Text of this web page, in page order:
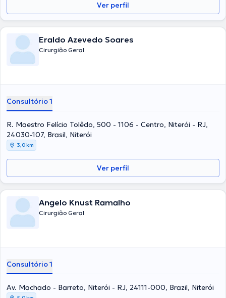
Ver perfil
Eraldo Azevedo Soares
Cirurgião Geral
Consultório 1
R. Maestro Felício Tolêdo, 500 - 1106 - Centro, Niterói - RJ,
24030-107, Brasil, Niterói
3,0 km
Ver perfil
Angelo Knust Ramalho
Cirurgião Geral
Consultório 1
Av. Machado - Barreto, Niterói - RJ, 24111-000, Brazil, Niterói